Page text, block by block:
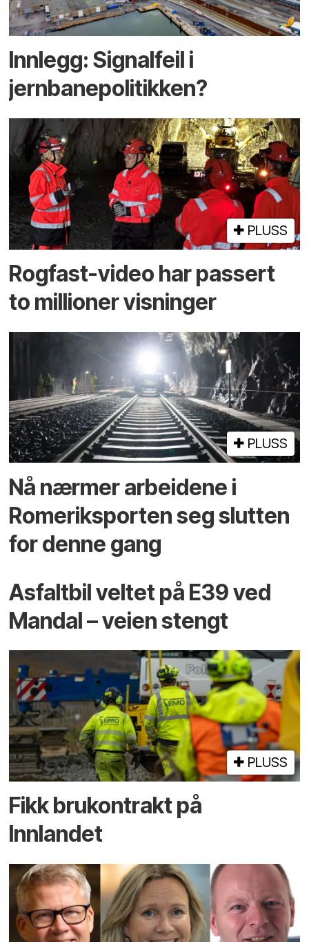
Innlegg: Signalfeil i
jernbanepolitikken?
PLUSS
Rogfast-video har passert
to millioner visninger
PLUSS
Nå nærmer arbeidene i
Romeriksporten seg slutten
for denne gang
Asfaltbil veltet på E39 ved
Mandal – veien stengt
PLUSS
Fikk brukontrakt på
Innlandet